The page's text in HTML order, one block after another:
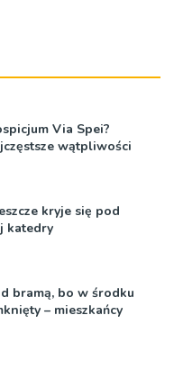
Via Spei?
wątpliwości
kryje się pod
katedry
bramą, bo w środku
– mieszkańcy